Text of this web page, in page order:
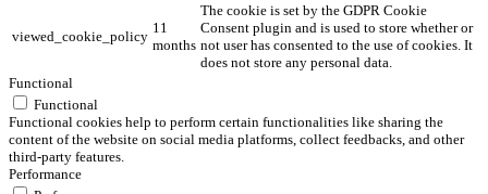
viewed_cookie_policy
11
months
The cookie is set by the GDPR Cookie
Consent plugin and is used to store whether or
not user has consented to the use of cookies. It
does not store any personal data.
Functional
Functional
Functional cookies help to perform certain functionalities like sharing the
content of the website on social media platforms, collect feedbacks, and other
third-party features.
Performance